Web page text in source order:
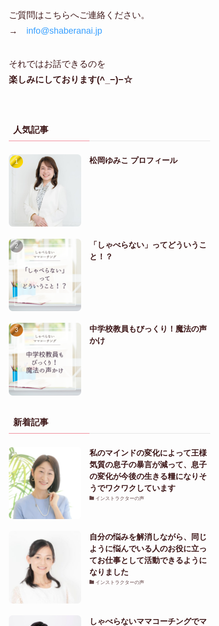
ご質問はこちらへご連絡ください。
→ info@shaberanai.jp
それではお話できるのを
楽しみにしております(^_−)−☆
人気記事
松岡ゆみこ プロフィール
「しゃべらない」ってどういうこ
と！？
中学校教員もびっくり！魔法の声
かけ
新着記事
私のマインドの変化によって王様
気質の息子の暴言が減って、息子
の変化が今後の生きる糧になりそ
うでワクワクしています
インストラクターの声
自分の悩みを解消しながら、同じ
ように悩んでいる人のお役に立っ
てお仕事として活動できるように
なりました
インストラクターの声
しゃべらないママコーチングでマ